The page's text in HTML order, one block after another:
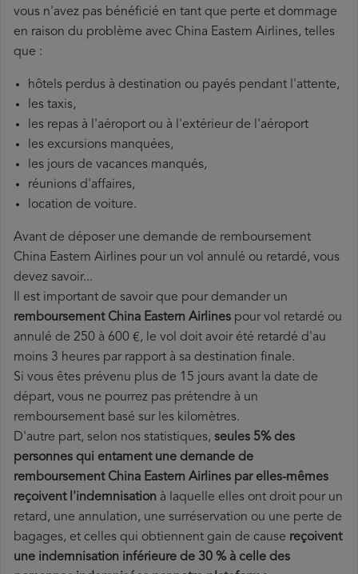
vous n'avez pas bénéficié en tant que perte et dommage
en raison du problème avec China Eastern Airlines, telles
que :
hôtels perdus à destination ou payés pendant l'attente,
les taxis,
les repas à l'aéroport ou à l'extérieur de l'aéroport
les excursions manquées,
les jours de vacances manqués,
réunions d'affaires,
location de voiture.
Avant de déposer une demande de remboursement
China Eastern Airlines pour un vol annulé ou retardé, vous
devez savoir...
Il est important de savoir que pour demander un
remboursement China Eastern Airlines pour vol retardé ou
annulé de 250 à 600 €, le vol doit avoir été retardé d'au
moins 3 heures par rapport à sa destination finale.
Si vous êtes prévenu plus de 15 jours avant la date de
départ, vous ne pourrez pas prétendre à un
remboursement basé sur les kilomètres.
D'autre part, selon nos statistiques, seules 5% des
personnes qui entament une demande de
remboursement China Eastern Airlines par elles-mêmes
reçoivent l'indemnisation à laquelle elles ont droit pour un
retard, une annulation, une surréservation ou une perte de
bagages, et celles qui obtiennent gain de cause reçoivent
une indemnisation inférieure de 30 % à celle des